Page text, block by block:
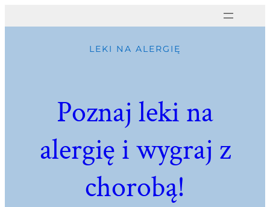
LEKI NA ALERGIĘ
Poznaj leki na
alergię i wygraj z
chorobą!